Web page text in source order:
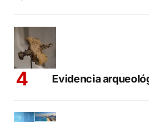
Evidencia